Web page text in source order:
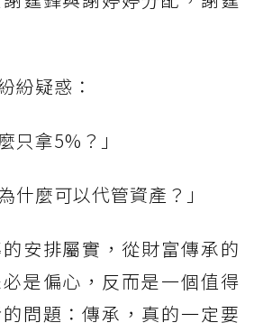
紛疑惑：
只拿5%？」
什麼可以代管資產？」
安排屬實，從財富傳承的
是偏心，反而是一個值得
問題：傳承，真的一定要